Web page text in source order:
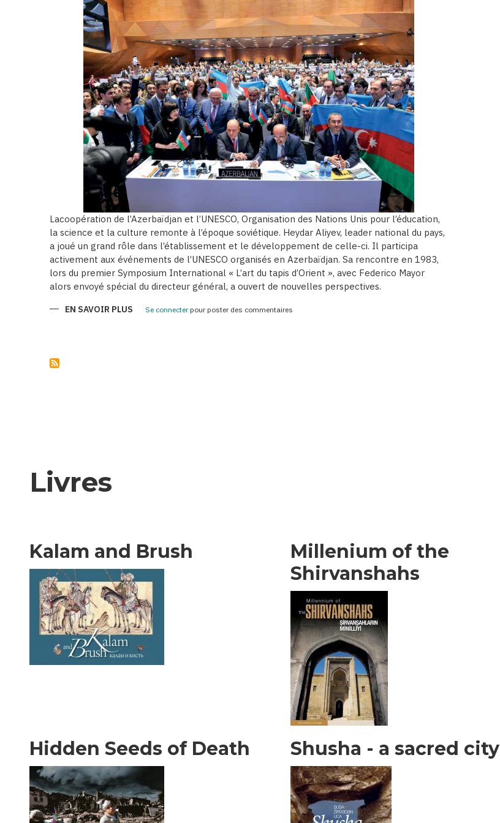
Lacoopération de l’Azerbaïdjan et l’UNESCO, Organisation des Nations Unis pour l’éducation,
la science et la culture remonte à l’époque soviétique. Heydar Aliyev, leader national du pays,
a joué un grand rôle dans l’établissement et le développement de celle-ci. Il participa
activement aux événements de l’UNESCO organisés en Azerbaïdjan. Sa rencontre en 1983,
lors du premier Symposium International « L’art du tapis d’Orient », avec Federico Mayor
alors envoyé spécial du directeur général, a ouvert de nouvelles perspectives.
EN SAVOIR PLUS SURSe connecterpour poster des commentaires
Livres
Kalam and Brush
Millenium of the
Shirvanshahs
Hidden Seeds of Death Shusha - a sacred city